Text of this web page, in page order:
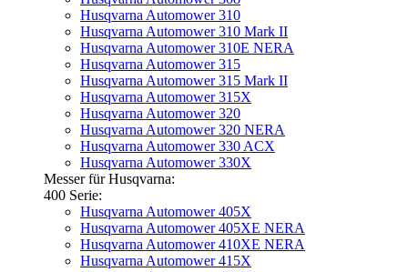
Husqvarna Automower 310
Husqvarna Automower 310 Mark II
Husqvarna Automower 310E NERA
Husqvarna Automower 315
Husqvarna Automower 315 Mark II
Husqvarna Automower 315X
Husqvarna Automower 320
Husqvarna Automower 320 NERA
Husqvarna Automower 330 ACX
Husqvarna Automower 330X
Messer für Husqvarna:
400 Serie:
Husqvarna Automower 405X
Husqvarna Automower 405XE NERA
Husqvarna Automower 410XE NERA
Husqvarna Automower 415X